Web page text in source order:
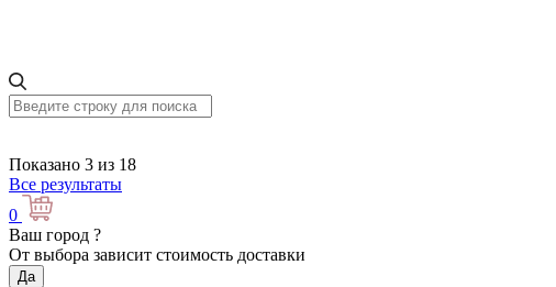
Показано 3 из 18
Все результаты
0
Ваш город ?
От выбора зависит стоимость доставки
Да